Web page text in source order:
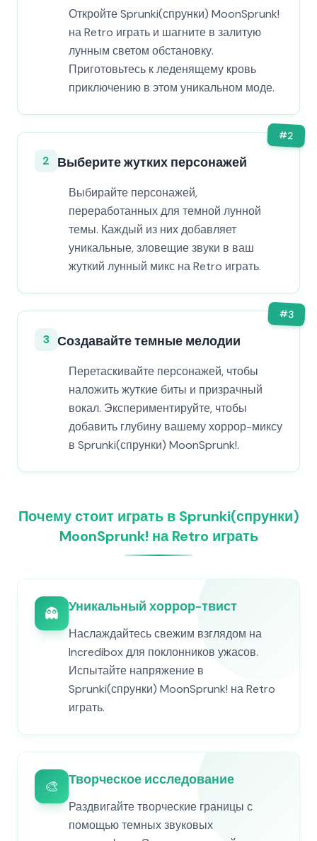
Откройте Sprunki(спрунки) MoonSprunk!
на Retro играть и шагните в залитую
лунным светом обстановку.
Приготовьтесь к леденящему кровь
приключению в этом уникальном моде.
#2
2 Выберите жутких персонажей
Выбирайте персонажей,
переработанных для темной лунной
темы. Каждый из них добавляет
уникальные, зловещие звуки в ваш
жуткий лунный микс на Retro играть.
#3
3 Создавайте темные мелодии
Перетаскивайте персонажей, чтобы
наложить жуткие биты и призрачный
вокал. Экспериментируйте, чтобы
добавить глубину вашему хоррор-миксу
в Sprunki(спрунки) MoonSprunk!.
Почему стоит играть в Sprunki(спрунки)
MoonSprunk! на Retro играть
👻 Уникальный хоррор-твист
Наслаждайтесь свежим взглядом на
Incredibox для поклонников ужасов.
Испытайте напряжение в
Sprunki(спрунки) MoonSprunk! на Retro
играть.
🎨 Творческое исследование
Раздвигайте творческие границы с
помощью темных звуковых